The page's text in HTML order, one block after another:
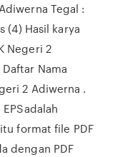
Tegal :
(4) Hasil karya
Negeri 2
Nama
2 Adiwerna .
format file PDF
dengan PDF